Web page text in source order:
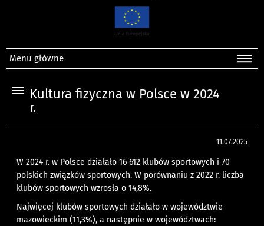
Menu główne
Kultura fizyczna w Polsce w 2024
r.
11.07.2025
W 2024 r. w Polsce działało 16 612 klubów sportowych i 70
polskich związków sportowych. W porównaniu z 2022 r. liczba
klubów sportowych wzrosła o 14,8%.
Najwięcej klubów sportowych działało w województwie
mazowieckim (11,3%), a następnie w województwach: